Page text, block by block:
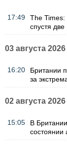
17:49
The Times:
спустя
03 августа 2026
16:20
Британии
за
02 августа 2026
15:05
В
состоянии